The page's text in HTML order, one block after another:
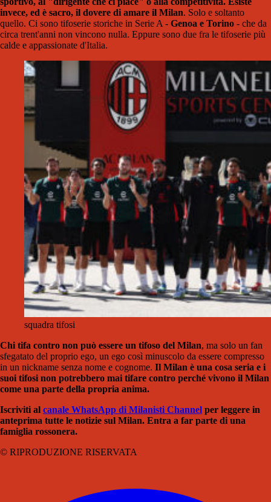
invece, ed è sacro, il dovere di amare il Milan. Solo e soltanto
quello. Ci sono tifoserie storiche in Serie A - Genoa e Torino - che da
circa trent'anni non vincono nulla. Eppure sono due fra le tifoserie più
calde e appassionate d'Italia.
squadra tifosi
Chi tifa contro non può essere un tifoso del Milan, ma solo un fan
sfegatato del proprio ego, un ego così minuscolo da essere compresso
in un nickname senza nome e cognome. Il Milan è una cosa seria e i
suoi tifosi non potrebbero mai tifare contro perché vivono il Milan
come una parte della propria anima.
Iscriviti al canale WhatsApp di Milanisti Channel per leggere in
anteprima tutte le notizie sul Milan. Entra a far parte di una
famiglia rossonera.
© RIPRODUZIONE RISERVATA